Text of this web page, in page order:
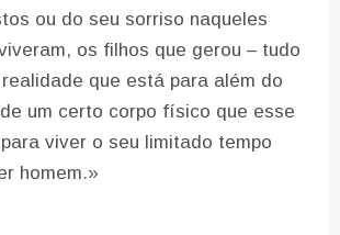
ou do seu sorriso naqueles
os filhos que gerou – tudo
que está para além do
um certo corpo físico que esse
viver o seu limitado tempo
homem.»